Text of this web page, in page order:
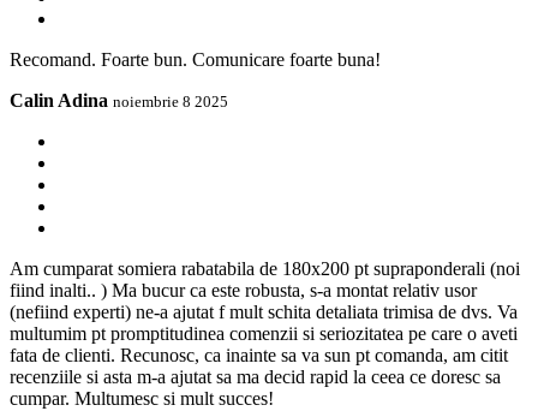
Recomand. Foarte bun. Comunicare foarte buna!
Calin Adina noiembrie 8 2025
Am cumparat somiera rabatabila de 180x200 pt supraponderali (noi
fiind inalti.. ) Ma bucur ca este robusta, s-a montat relativ usor
(nefiind experti) ne-a ajutat f mult schita detaliata trimisa de dvs. Va
multumim pt promptitudinea comenzii si seriozitatea pe care o aveti
fata de clienti. Recunosc, ca inainte sa va sun pt comanda, am citit
recenziile si asta m-a ajutat sa ma decid rapid la ceea ce doresc sa
cumpar. Multumesc si mult succes!